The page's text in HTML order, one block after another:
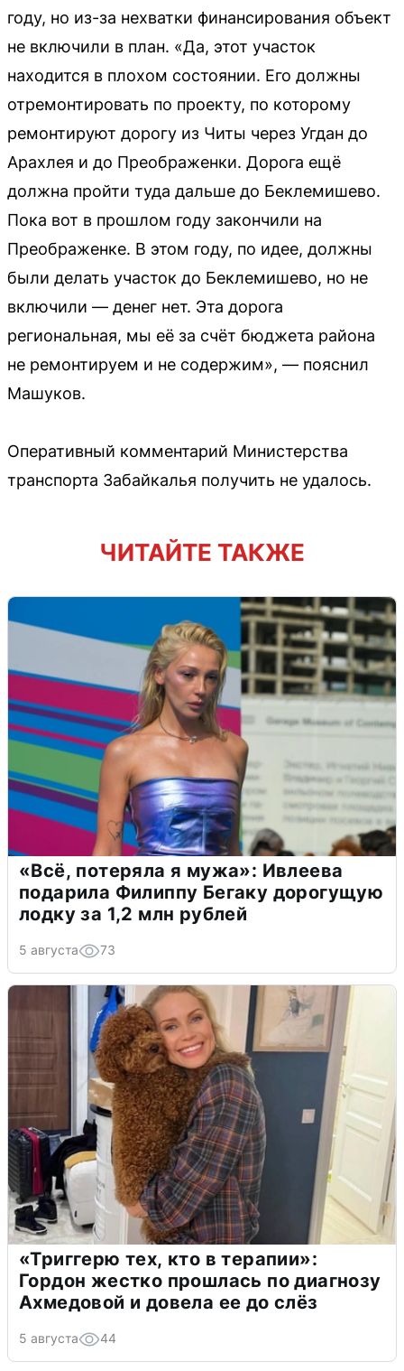
году, но из-за нехватки финансирования объект
не включили в план. «Да, этот участок
находится в плохом состоянии. Его должны
отремонтировать по проекту, по которому
ремонтируют дорогу из Читы через Угдан до
Арахлея и до Преображенки. Дорога ещё
должна пройти туда дальше до Беклемишево.
Пока вот в прошлом году закончили на
Преображенке. В этом году, по идее, должны
были делать участок до Беклемишево, но не
включили — денег нет. Эта дорога
региональная, мы её за счёт бюджета района
не ремонтируем и не содержим», — пояснил
Машуков.
Оперативный комментарий Министерства
транспорта Забайкалья получить не удалось.
ЧИТАЙТЕ ТАКЖЕ
«Всё, потеряла я мужа»: Ивлеева
подарила Филиппу Бегаку дорогущую
лодку за 1,2 млн рублей
5 августа 73
«Триггерю тех, кто в терапии»:
Гордон жестко прошлась по диагнозу
Ахмедовой и довела ее до слёз
5 августа 44